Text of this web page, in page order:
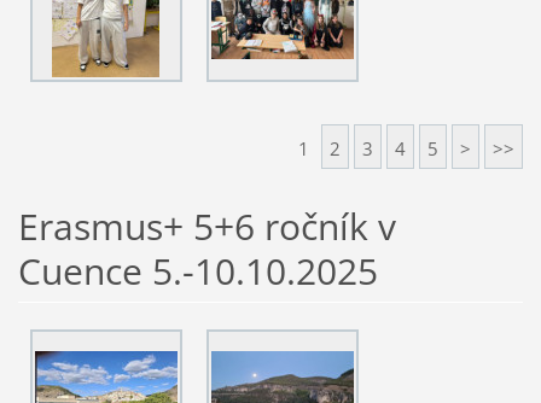
1 2 3 4 5 > >>
Erasmus+ 5+6 ročník v
Cuence 5.-10.10.2025